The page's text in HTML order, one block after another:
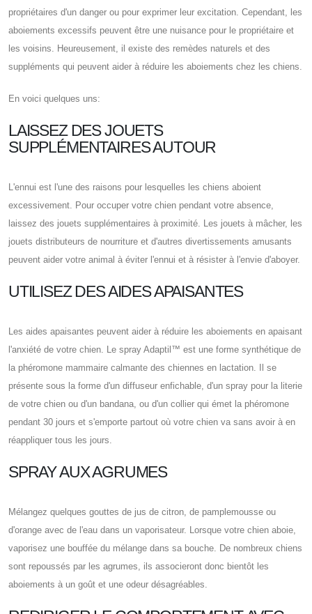
propriétaires d'un danger ou pour exprimer leur excitation. Cependant, les
aboiements excessifs peuvent être une nuisance pour le propriétaire et
les voisins. Heureusement, il existe des remèdes naturels et des
suppléments qui peuvent aider à réduire les aboiements chez les chiens.
En voici quelques uns:
LAISSEZ DES JOUETS
SUPPLÉMENTAIRES AUTOUR
L'ennui est l'une des raisons pour lesquelles les chiens aboient
excessivement. Pour occuper votre chien pendant votre absence,
laissez des jouets supplémentaires à proximité. Les jouets à mâcher, les
jouets distributeurs de nourriture et d'autres divertissements amusants
peuvent aider votre animal à éviter l'ennui et à résister à l'envie d'aboyer.
UTILISEZ DES AIDES APAISANTES
Les aides apaisantes peuvent aider à réduire les aboiements en apaisant
l'anxiété de votre chien. Le spray Adaptil™ est une forme synthétique de
la phéromone mammaire calmante des chiennes en lactation. Il se
présente sous la forme d'un diffuseur enfichable, d'un spray pour la literie
de votre chien ou d'un bandana, ou d'un collier qui émet la phéromone
pendant 30 jours et s'emporte partout où votre chien va sans avoir à en
réappliquer tous les jours.
SPRAY AUX AGRUMES
Mélangez quelques gouttes de jus de citron, de pamplemousse ou
d'orange avec de l'eau dans un vaporisateur. Lorsque votre chien aboie,
vaporisez une bouffée du mélange dans sa bouche. De nombreux chiens
sont repoussés par les agrumes, ils associeront donc bientôt les
aboiements à un goût et une odeur désagréables.